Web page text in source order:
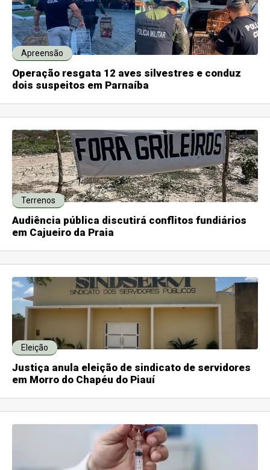
Apreensão
Operação resgata 12 aves silvestres e conduz
dois suspeitos em Parnaíba
Terrenos
Audiência pública discutirá conflitos fundiários
em Cajueiro da Praia
Eleição
Justiça anula eleição de sindicato de servidores
em Morro do Chapéu do Piauí